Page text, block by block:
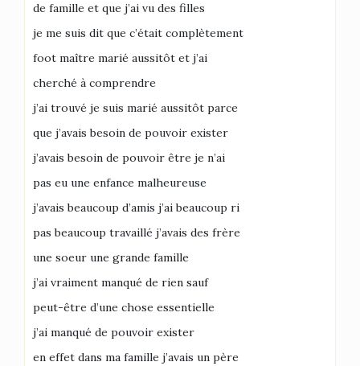
de famille et que j’ai vu des filles
je me suis dit que c’était complètement
foot maître marié aussitôt et j’ai
cherché à comprendre
j’ai trouvé je suis marié aussitôt parce
que j’avais besoin de pouvoir exister
j’avais besoin de pouvoir être je n’ai
pas eu une enfance malheureuse
j’avais beaucoup d’amis j’ai beaucoup ri
pas beaucoup travaillé j’avais des frère
une soeur une grande famille
j’ai vraiment manqué de rien sauf
peut-être d’une chose essentielle
j’ai manqué de pouvoir exister
en effet dans ma famille j’avais un père